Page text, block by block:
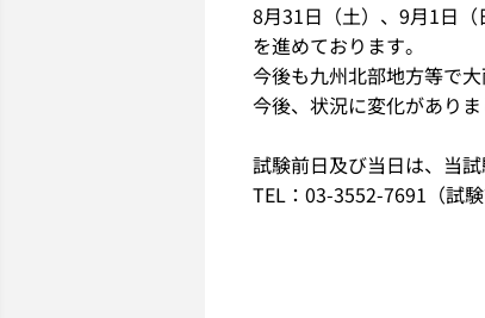
8月31日（土）、9月1日
を進めております。
今後も九州北部地方等で
今後、状況に変化があり
試験前日及び当日は、当
TEL：03-3552-7691（試